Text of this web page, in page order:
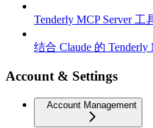
Tenderly MCP Server 工
结合 Claude 的 Tenderly
Account & Settings
Account Management